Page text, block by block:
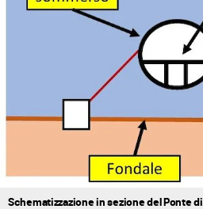
Schematizzazione in sezione del Ponte